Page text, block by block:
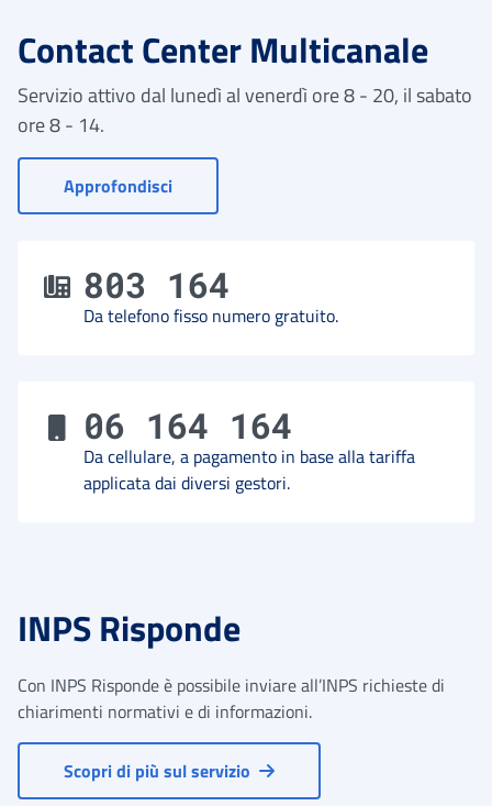
Contact Center Multicanale
Servizio attivo dal lunedì al venerdì ore 8 - 20, il sabato
ore 8 - 14.
Approfondisci- Vai a Contact Center
803 164
Da telefono fisso numero gratuito.
06 164 164
Da cellulare, a pagamento in base alla tariffa
applicata dai diversi gestori.
INPS Risponde
Con INPS Risponde è possibile inviare all’INPS richieste di
chiarimenti normativi e di informazioni.
Scopri di più sul servizio